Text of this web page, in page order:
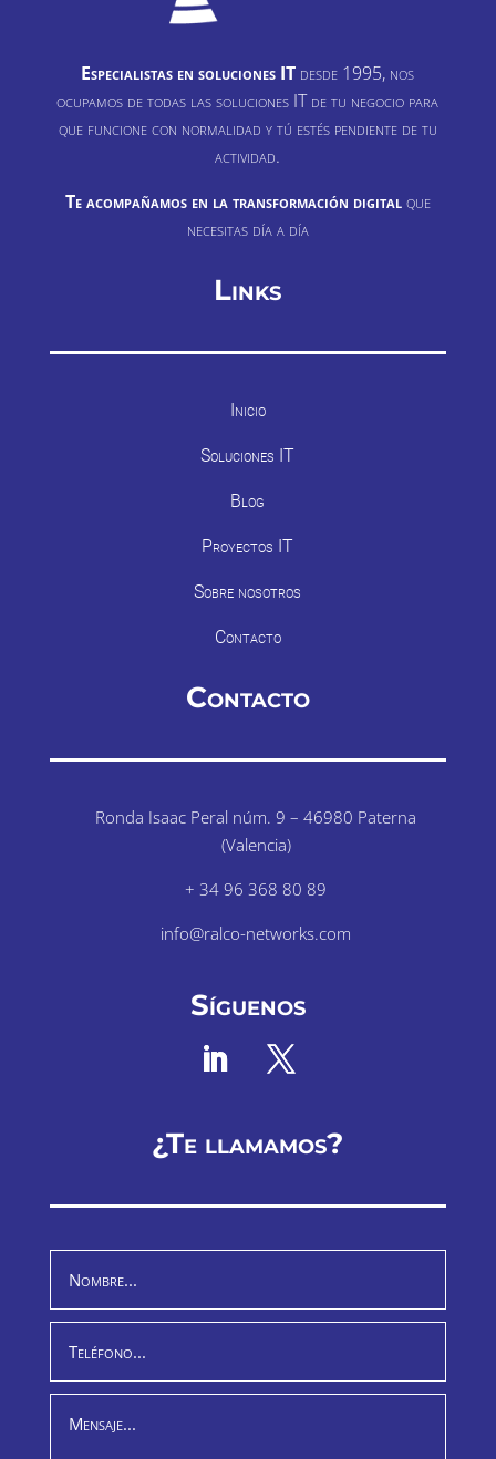
Especialistas en soluciones IT desde 1995, nos
ocupamos de todas las soluciones IT de tu negocio para
que funcione con normalidad y tú estés pendiente de tu
actividad.
Te acompañamos en la transformación digitalque
necesitas día a día
Links
Inicio
Soluciones IT
Blog
Proyectos IT
Sobre nosotros
Contacto
Contacto
Ronda Isaac Peral núm. 9 – 46980 Paterna
(Valencia)
+ 34 96 368 80 89
info@ralco-networks.com
Síguenos
¿Te llamamos?